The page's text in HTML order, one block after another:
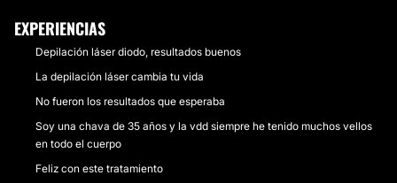
EXPERIENCIAS
Depilación láser diodo, resultados buenos
La depilación láser cambia tu vida
No fueron los resultados que esperaba
Soy una chava de 35 años y la vdd siempre he tenido muchos vellos
en todo el cuerpo
Feliz con este tratamiento